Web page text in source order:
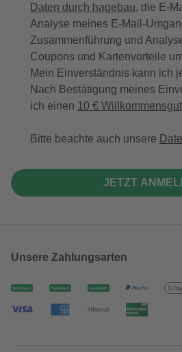
Daten durch hagebau, die E-
Analyse meines E-Mail-
Zusammenführung und
Coupons und Kartenvorteile
Mein Einverständnis kann ich
Nach Bestätigung meines
ich einen 10 €
Bitte beachte auch unsere
JETZT
Unsere Zahlungsarten